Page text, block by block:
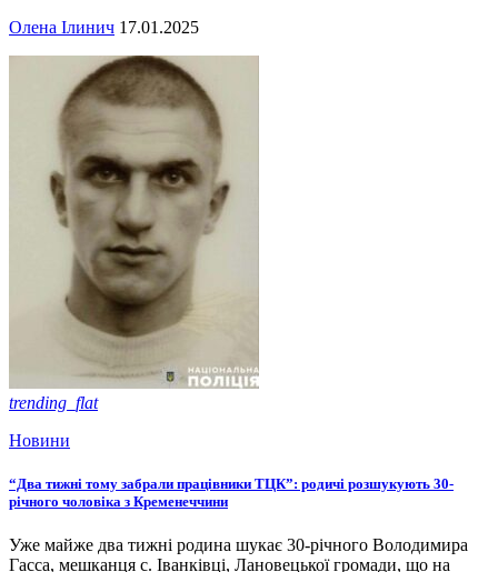
Олена Ілинич 17.01.2025
trending_flat
Новини
“Два тижні тому забрали працівники ТЦК”: родичі розшукують 30-
річного чоловіка з Кременеччини
Уже майже два тижні родина шукає 30-річного Володимира
Гасса, мешканця с. Іванківці, Лановецької громади, що на